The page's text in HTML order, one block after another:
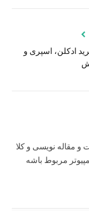
ادکلن، اسپری و
و مقاله نویسی و کلا
مربوط باشه